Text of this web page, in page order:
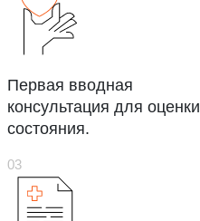
Первая вводная
консультация для оценки
состояния.